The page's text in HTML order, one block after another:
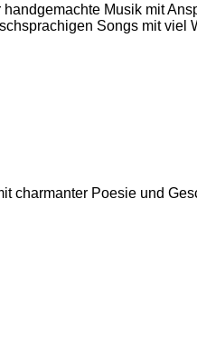
Musik mit
Songs mit viel
charmanter Poesie und